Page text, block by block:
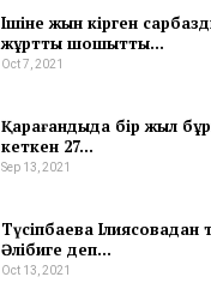
Ішіне жын кірген
жұртты шошытты…
Oct 7, 2021
Қарағандыда бір жыл
кеткен 27…
Sep 13, 2021
Түсіпбаева Ілиясовадан
Әлібиге деп…
Oct 13, 2021